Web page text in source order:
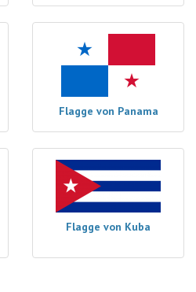
Flagge von Panama
Flagge von Kuba